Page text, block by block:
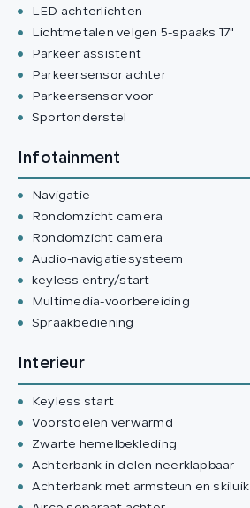
LED achterlichten
Lichtmetalen velgen 5-spaaks 17"
Parkeer assistent
Parkeersensor achter
Parkeersensor voor
Sportonderstel
Infotainment
Navigatie
Rondomzicht camera
Rondomzicht camera
Audio-navigatiesysteem
keyless entry/start
Multimedia-voorbereiding
Spraakbediening
Interieur
Keyless start
Voorstoelen verwarmd
Zwarte hemelbekleding
Achterbank in delen neerklapbaar
Achterbank met armsteun en skiluik